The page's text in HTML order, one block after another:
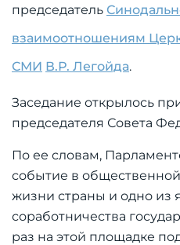
председатель
взаимоотношениям
СМИ В.Р. Легойда.
Заседание открылось
председателя Совета
По ее словам,
событие в
жизни страны и одно
соработничества
раз на этой площадке